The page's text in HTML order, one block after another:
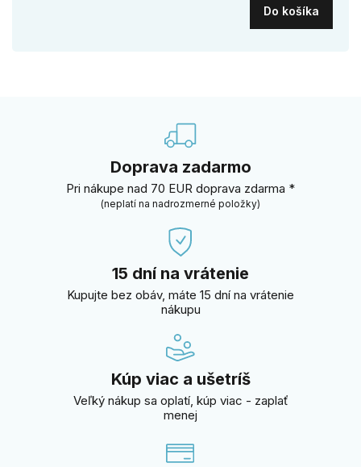
Do košíka
Doprava zadarmo
Pri nákupe nad 70 EUR doprava zdarma *
(neplatí na nadrozmerné položky)
15 dní na vrátenie
Kupujte bez obáv, máte 15 dní na vrátenie
nákupu
Kúp viac a ušetríš
Veľký nákup sa oplatí, kúp viac - zaplať
menej